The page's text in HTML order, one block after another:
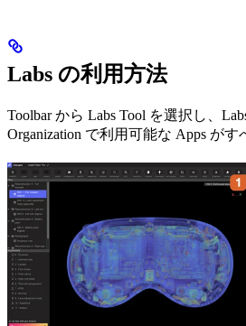
Labs の利用方法
Toolbar から Labs Tool を選択し、
Organization で利用可能な Apps がす